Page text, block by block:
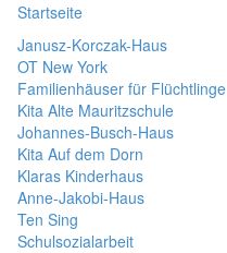
Startseite
Janusz-Korczak-Haus
OT New York
Familienhäuser für Flüchtlinge
Kita Alte Mauritzschule
Johannes-Busch-Haus
Kita Auf dem Dorn
Klaras Kinderhaus
Anne-Jakobi-Haus
Ten Sing
Schulsozialarbeit